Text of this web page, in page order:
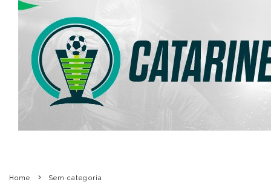
Home Sem categoria